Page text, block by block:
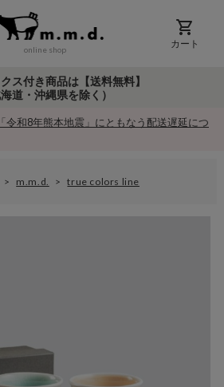
online shop カート
ス付き商品は【送料無料】
海道・沖縄県を除く）
和8年熊本地震」にともなう配送遅延につ
m.m.d. true colors line